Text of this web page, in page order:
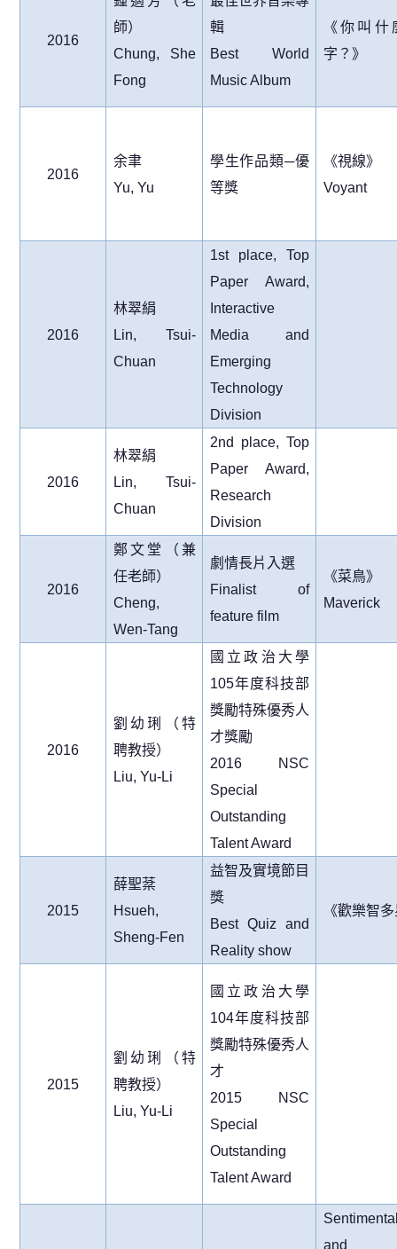
2016
師）
Chung, She
Fong
輯
Best World
Music Album
《你叫什
字？》
2016
余聿
Yu, Yu
學生作品類─優
等獎
《視線》
Voyant
2016
林翠絹
Lin, Tsui-
Chuan
1st place, Top
Paper Award,
Interactive
Media and
Emerging
Technology
Division
2016
林翠絹
Lin, Tsui-
Chuan
2nd place, Top
Paper Award,
Research
Division
2016
鄭文堂（兼
任老師）
Cheng,
Wen-Tang
劇情長片入選
Finalist of
feature film
《菜鳥》
Maverick
2016
劉幼琍（特
聘教授）
Liu, Yu-Li
國立政治大學
105年度科技部
獎勵特殊優秀人
才獎勵
2016 NSC
Special
Outstanding
Talent Award
2015
薛聖棻
Hsueh,
Sheng-Fen
益智及實境節目
獎
Best Quiz and
Reality show
《歡樂智
2015
劉幼琍（特
聘教授）
Liu, Yu-Li
國立政治大學
104年度科技部
獎勵特殊優秀人
才
2015 NSC
Special
Outstanding
Talent Award
and